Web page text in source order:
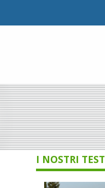
I NOSTRI TEST